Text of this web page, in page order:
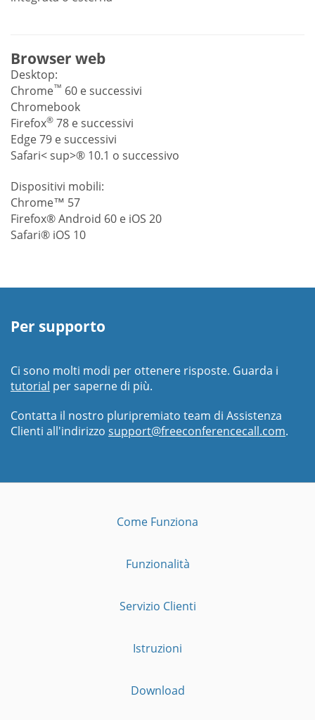
Browser web
Desktop:
Chrome™ 60 e successivi
Chromebook
Firefox® 78 e successivi
Edge 79 e successivi
Safari< sup>® 10.1 o successivo
Dispositivi mobili:
Chrome™ 57
Firefox® Android 60 e iOS 20
Safari® iOS 10
Per supporto
Ci sono molti modi per ottenere risposte. Guarda i
tutorial per saperne di più.
Contatta il nostro pluripremiato team di Assistenza
Clienti all'indirizzo support@freeconferencecall.com.
Come Funziona
Funzionalità
Servizio Clienti
Istruzioni
Download